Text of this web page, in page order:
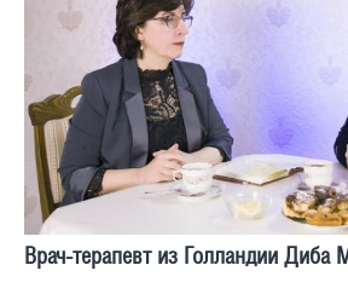
Врач-терапевт из Голландии Диба